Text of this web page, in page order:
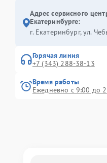
Адрес сервисного
Екатеринбурге:
г. Екатеринбург, ул.
Горячая линия
+7 (343) 288-38-13
Время работы
Ежедневно с 9:00 до